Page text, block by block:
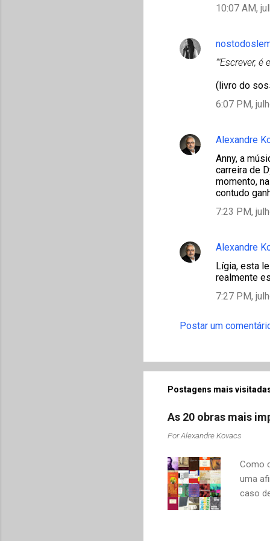
o
s
10:07 AM,
""Escrever,
(livro do
6:07 PM,
Alexandre
Anny, a
carreira de
momento,
contudo
7:23 PM,
Alexandre
Lígia, esta
realmente
7:27 PM,
Postar um
Postagens mais
As 20 obras mais
PorAlexandre Kovacs
Como
uma
caso
o